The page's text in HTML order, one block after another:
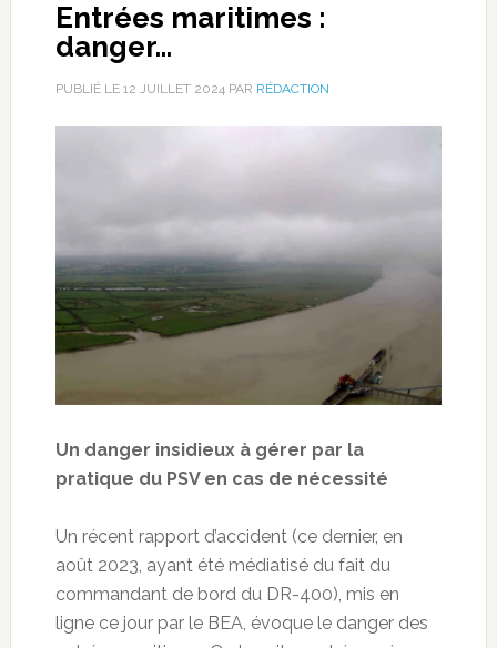
Entrées maritimes :
danger…
PUBLIÉ LE 12 JUILLET 2024PAR RÉDACTION
Un danger insidieux à gérer par la
pratique du PSV en cas de nécessité
Un récent rapport d’accident (ce dernier, en
août 2023, ayant été médiatisé du fait du
commandant de bord du DR-400), mis en
ligne ce jour par le BEA, évoque le danger des